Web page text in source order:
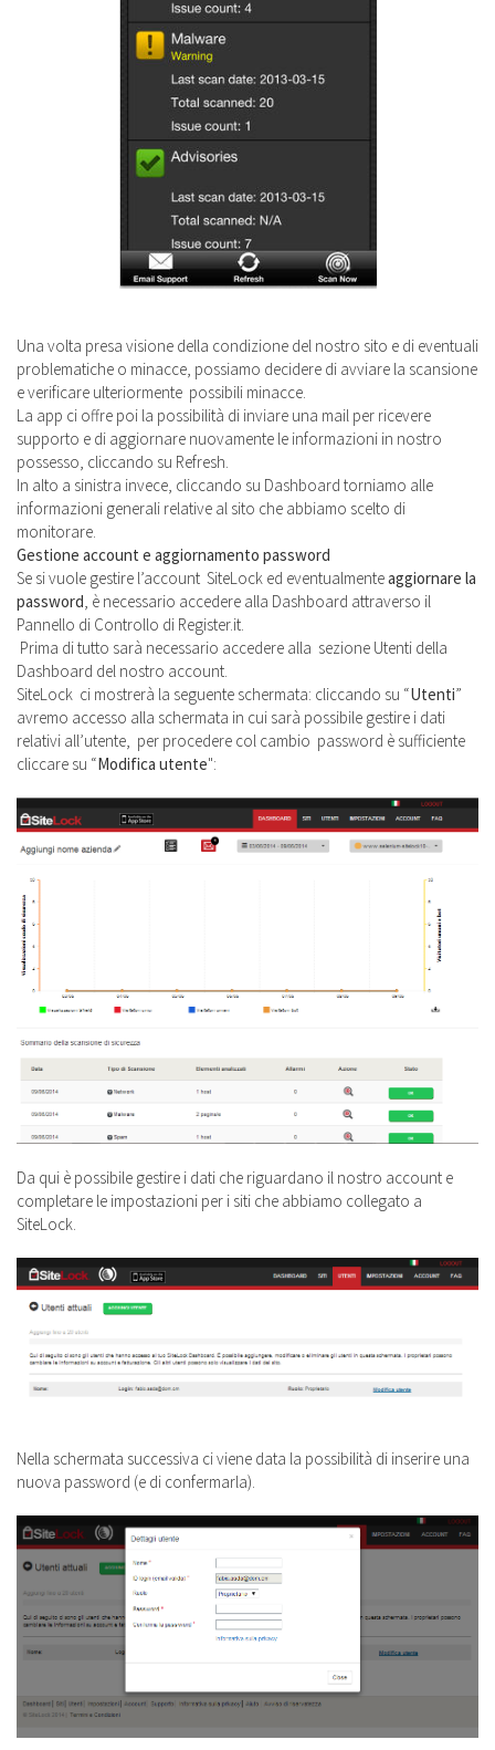
Una volta presa visione della condizione del nostro sito e di eventuali
problematiche o minacce, possiamo decidere di avviare la scansione
e verificare ulteriormente possibili minacce.
La app ci offre poi la possibilità di inviare una mail per ricevere
supporto e di aggiornare nuovamente le informazioni in nostro
possesso, cliccando su Refresh.
In alto a sinistra invece, cliccando su Dashboard torniamo alle
informazioni generali relative al sito che abbiamo scelto di
monitorare.
Gestione account e aggiornamento password
Se si vuole gestire l’account SiteLock ed eventualmenteaggiornare la
password , è necessario accedere alla Dashboard attraverso il
Pannello di Controllo di Register.it.
Prima di tutto sarà necessario accedere alla sezione Utenti della
Dashboard del nostro account.
SiteLock ci mostrerà la seguente schermata: cliccando su “Utenti”
avremo accesso alla schermata in cui sarà possibile gestire i dati
relativi all’utente, per procedere col cambio password è sufficiente
cliccare su “Modifica utente":
Da qui è possibile gestire i dati che riguardano il nostro account e
completare le impostazioni per i siti che abbiamo collegato a
SiteLock.
Nella schermata successiva ci viene data la possibilità di inserire una
nuova password (e di confermarla).